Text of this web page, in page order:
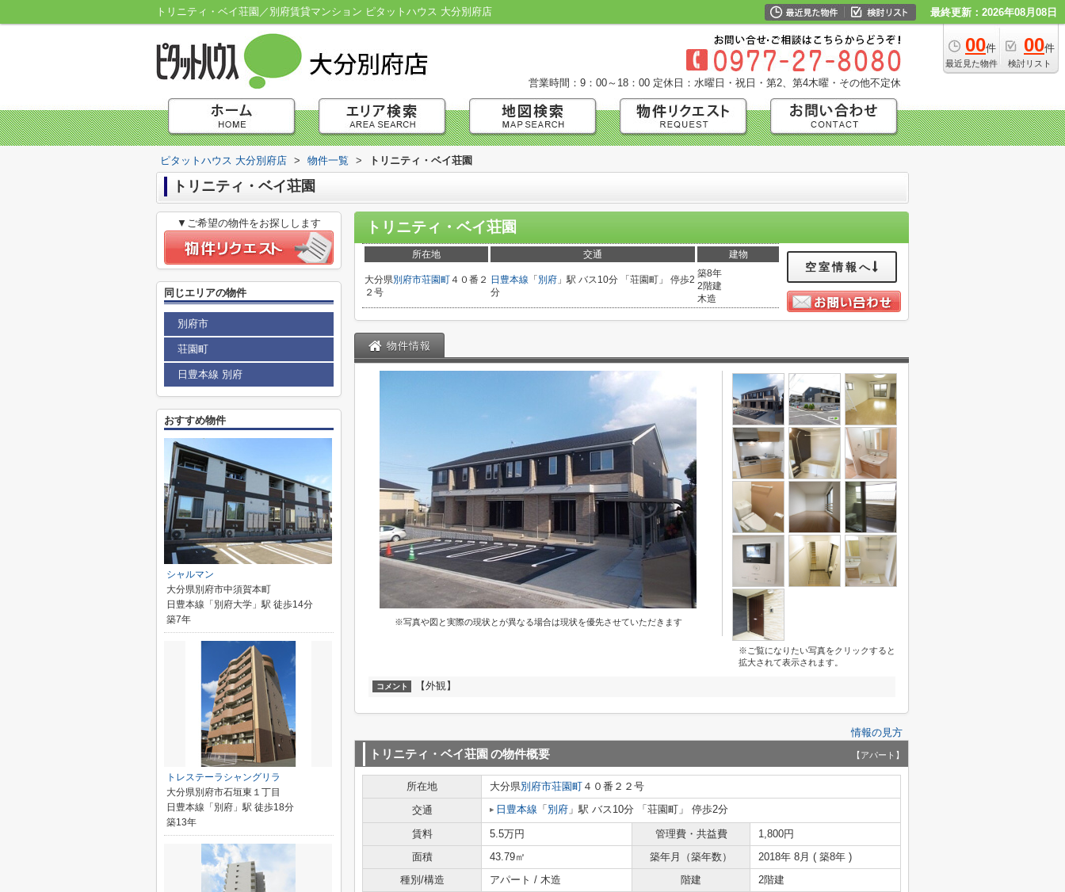
トリニティ・ベイ荘園／別府賃貸マンション ピタットハウス 大分別府店 最終更新：2026年08月08日
00件
最近見た物件
00件
検討リスト
営業時間：9：00～18：00 定休日：水曜日・祝日・第2、第4木曜・その他不定休
ピタットハウス 大分別府店 > 物件一覧 > トリニティ・ベイ荘園
トリニティ・ベイ荘園
トリニティ・ベイ荘園
所在地 交通 建物
大分県別府市荘園町４０番２
２号
日豊本線 「 別府 」駅 バス10分 「荘園町」 停歩2
分
築8年
2階建
木造
空室情報へ
物件情報
※写真や図と実際の現状とが異なる場合は現状を優先させていただきます
※ご覧になりたい写真をクリックすると
拡大されて表示されます。
コメント 【外観】
情報の見方
トリニティ・ベイ荘園 の物件概要 【アパート】
所在地 大分県別府市荘園町 ４０番２２号
交通
日豊本線 「 別府 」駅 バス10分 「荘園町」 停歩2分
賃料 5.5万円 管理費・共益費
1,800円
面積
43.79㎡ 築年月（築年数）
2018年 8月 ( 築8年 )
種別/構造
アパート / 木造 階建 2階建
▼ご希望の物件をお探しします
同じエリアの物件
別府市
荘園町
日豊本線 別府
おすすめ物件
シャルマン
大分県別府市中須賀本町
日豊本線「別府大学」駅 徒歩14分
築7年
トレステーラシャングリラ
大分県別府市石垣東１丁目
日豊本線「別府」駅 徒歩18分
築13年